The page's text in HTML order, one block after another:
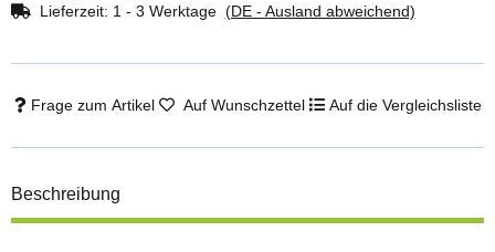
Lieferzeit: 1 - 3 Werktage (DE - Ausland abweichend)
Frage zum Artikel Auf Wunschzettel Auf die Vergleichsliste
Beschreibung